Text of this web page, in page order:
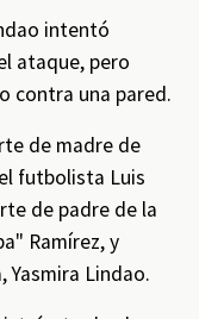
intentó
ataque, pero
contra una pared.
de madre de
futbolista Luis
de padre de la
Ramírez, y
Yasmira Lindao.